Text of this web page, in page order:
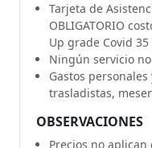
Tarjeta de
OBLIGATORIO
Up grade Covid
Ningún servicio
Gastos
trasladistas,
OBSERVACIONES
Precios no